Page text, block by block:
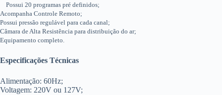
Possui 20 programas pré definidos;
Acompanha Controle Remoto;
Possui pressão regulável para cada canal;
Câmara de Alta Resistência para distribuição do ar;
Equipamento completo.
Especificações Técnicas
Alimentação: 60Hz;
Voltagem: 220V ou 127V;